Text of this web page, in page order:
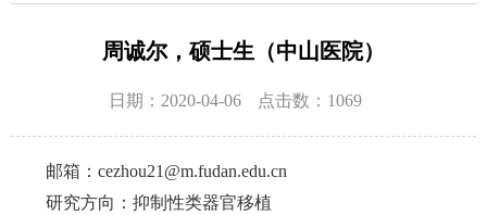
周诚尔，硕士生（中山医院）
日期：2020-04-06 点击数： 1069
邮箱：cezhou21@m.fudan.edu.cn
研究方向：抑制性类器官移植